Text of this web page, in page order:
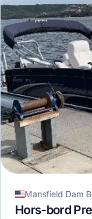
Mansfield Dam
Hors-bord